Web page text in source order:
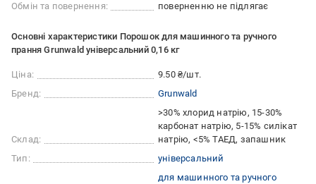
Обмін та повернення: поверненню не підлягає
Основні характеристики Порошок для машинного та ручного
прання Grunwald універсальний 0,16 кг
Ціна:
9.50 ₴/шт.
Бренд:
Grunwald
Склад:
>30% хлорид натрію, 15-30%
карбонат натрію, 5-15% силікат
натрію, <5% ТАЕД, запашник
Тип:
універсальний
для машинного та ручного